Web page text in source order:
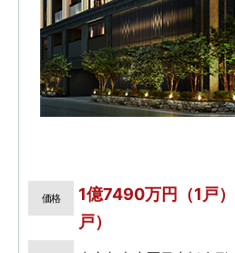
価格
1億7490万円（1戸
戸）